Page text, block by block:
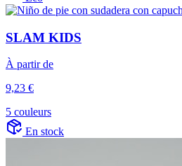
SLAM KIDS
À partir de
9,23 €
5 couleurs
En stock